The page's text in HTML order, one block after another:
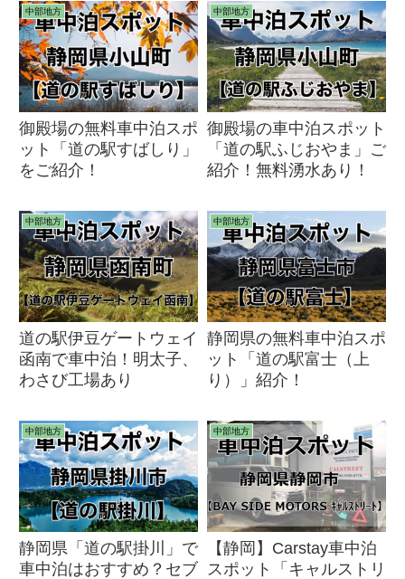
中部地方
御殿場の無料車中泊スポ
ット「道の駅すばしり」
をご紹介！
中部地方
御殿場の車中泊スポット
「道の駅ふじおやま」ご
紹介！無料湧水あり！
中部地方
道の駅伊豆ゲートウェイ
函南で車中泊！明太子、
わさび工場あり
中部地方
静岡県の無料車中泊スポ
ット「道の駅富士（上
り）」紹介！
中部地方
静岡県「道の駅掛川」で
車中泊はおすすめ？セブ
中部地方
【静岡】Carstay車中泊
スポット「キャルストリ